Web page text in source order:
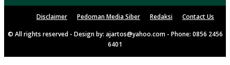
Disclaimer Pedoman Media Siber Redaksi
Contact Us
© All rights reserved - Design by: ajartos@yahoo.com - Phone: 0856 2456
6401